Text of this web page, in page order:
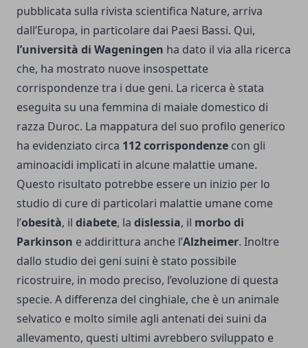
pubblicata sulla rivista scientifica Nature, arriva
dall’Europa, in particolare dai Paesi Bassi. Qui,
l’università di Wageningen ha dato il via alla ricerca
che, ha mostrato nuove insospettate
corrispondenze tra i due geni. La ricerca è stata
eseguita su una femmina di maiale domestico di
razza Duroc. La mappatura del suo profilo generico
ha evidenziato circa 112 corrispondenze con gli
aminoacidi implicati in alcune malattie umane.
Questo risultato potrebbe essere un inizio per lo
studio di cure di particolari malattie umane come
l’obesità, il diabete, la dislessia, il morbo di
Parkinson e addirittura anche l’Alzheimer. Inoltre
dallo studio dei geni suini è stato possibile
ricostruire, in modo preciso, l’evoluzione di questa
specie. A differenza del cinghiale, che è un animale
selvatico e molto simile agli antenati dei suini da
allevamento, questi ultimi avrebbero sviluppato e